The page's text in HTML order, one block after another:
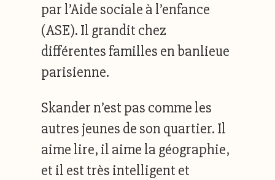
par l’Aide sociale à l’enfance
(ASE). Il grandit chez
différentes familles en banlieue
parisienne.
Skander n’est pas comme les
autres jeunes de son quartier. Il
aime lire, il aime la géographie,
et il est très intelligent et